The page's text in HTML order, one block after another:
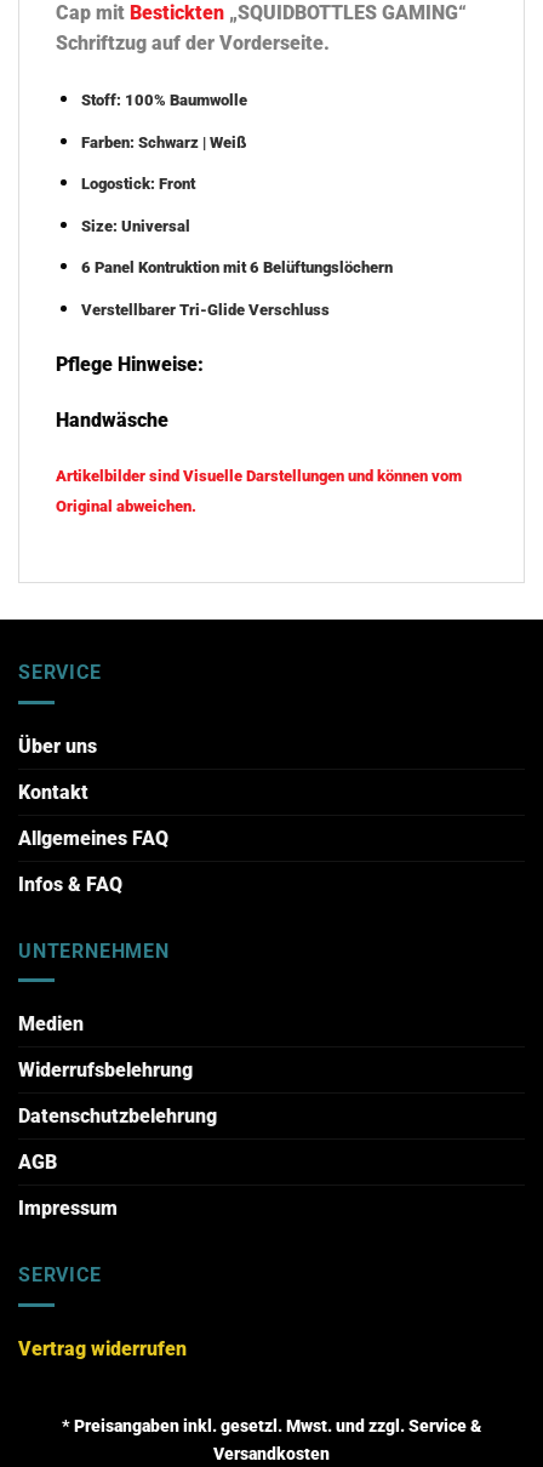
Cap mit Bestickten „SQUIDBOTTLES GAMING“
Schriftzug auf der Vorderseite.
Stoff: 100% Baumwolle
Farben: Schwarz | Weiß
Logostick: Front
Size: Universal
6 Panel Kontruktion mit 6 Belüftungslöchern
Verstellbarer Tri-Glide Verschluss
Pflege Hinweise:
Handwäsche
Artikelbilder sind Visuelle Darstellungen und können vom
Original abweichen.
SERVICE
Über uns
Kontakt
Allgemeines FAQ
Infos & FAQ
UNTERNEHMEN
Medien
Widerrufsbelehrung
Datenschutzbelehrung
AGB
Impressum
SERVICE
Vertrag widerrufen
* Preisangaben inkl. gesetzl. Mwst. und zzgl. Service &
Versandkosten